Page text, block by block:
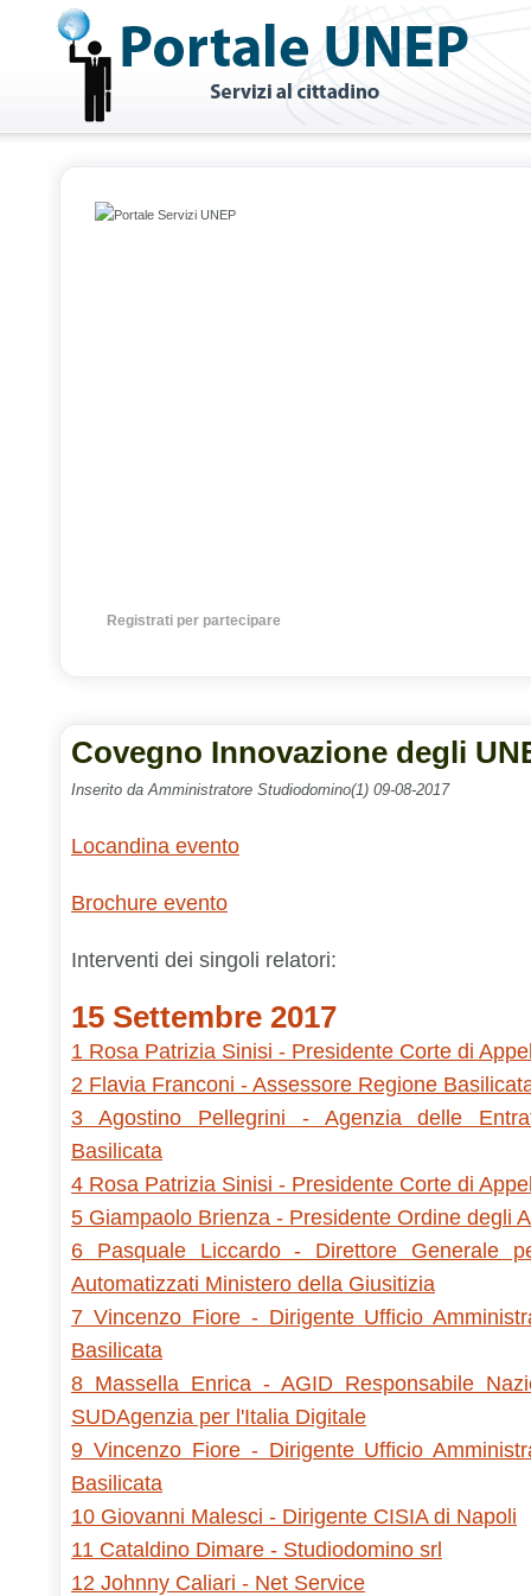
Registrati per partecipare
Covegno Innovazione degli
Inserito da Amministratore Studiodomino(1) 09-08-2017
Locandina evento
Brochure evento
Interventi dei singoli relatori:
15 Settembre 2017
1 Rosa Patrizia Sinisi - Presidente Corte di
2 Flavia Franconi - Assessore Regione
3 Agostino Pellegrini - Agenzia delle
Basilicata
4 Rosa Patrizia Sinisi - Presidente Corte di
5 Giampaolo Brienza - Presidente Ordine degli
6 Pasquale Liccardo - Direttore Generale
Automatizzati Ministero della Giusitizia
7 Vincenzo Fiore - Dirigente Ufficio
Basilicata
8 Massella Enrica - AGID Responsabile
SUDAgenzia per l'Italia Digitale
9 Vincenzo Fiore - Dirigente Ufficio
Basilicata
10 Giovanni Malesci - Dirigente CISIA di Napoli
11 Cataldino Dimare - Studiodomino srl
12 Johnny Caliari - Net Service